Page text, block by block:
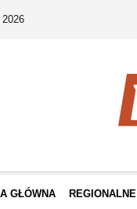
GŁÓWNA REGIONALNE